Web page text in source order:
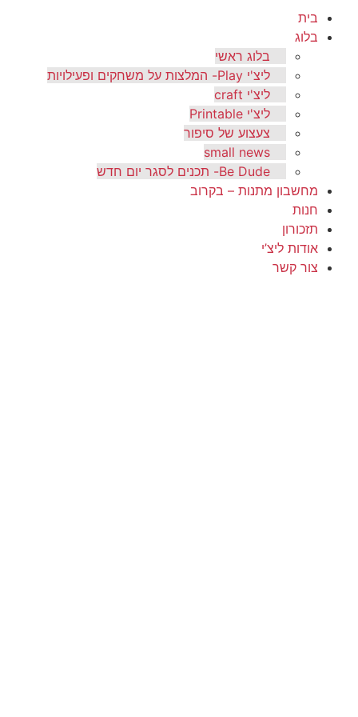
בית
בלוג
בלוג ראשי
ליצ'י Play- המלצות על משחקים ופעילויות
ליצ'י craft
ליצ'י Printable
צעצוע של סיפור
small news
Be Dude- תכנים לסגר יום חדש
מחשבון מתנות – בקרוב
חנות
תזכורון
אודות ליצ’י
צור קשר